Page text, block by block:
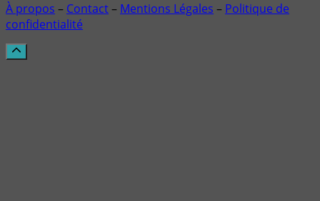
À propos – Contact– Mentions Légales – Politique de
confidentialité